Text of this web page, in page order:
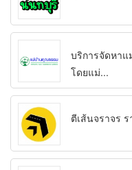
บริการจัดหาแ
โดยแม่...
ตีเส้นจราจร